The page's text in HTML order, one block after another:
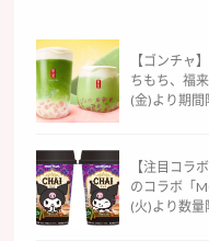
【ゴンチャ
ちもち、福
(金)より期間
【注目コラ
のコラボ「
(火)より数